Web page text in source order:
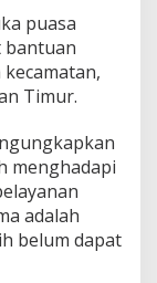
puasa
bantuan
Timur.
menghadapi
adalah
belum dapat